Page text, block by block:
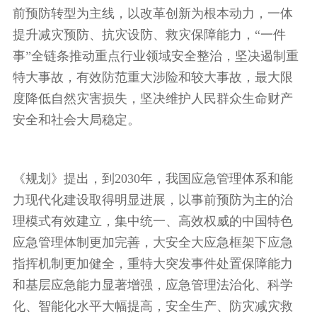
前预防转型为主线，以改革创新为根本动力，一体
提升减灾预防、抗灾设防、救灾保障能力，“一件
事”全链条推动重点行业领域安全整治，坚决遏制重
特大事故，有效防范重大涉险和较大事故，最大限
度降低自然灾害损失，坚决维护人民群众生命财产
安全和社会大局稳定。
《规划》提出，到2030年，我国应急管理体系和能
力现代化建设取得明显进展，以事前预防为主的治
理模式有效建立，集中统一、高效权威的中国特色
应急管理体制更加完善，大安全大应急框架下应急
指挥机制更加健全，重特大突发事件处置保障能力
和基层应急能力显著增强，应急管理法治化、科学
化、智能化水平大幅提高，安全生产、防灾减灾救